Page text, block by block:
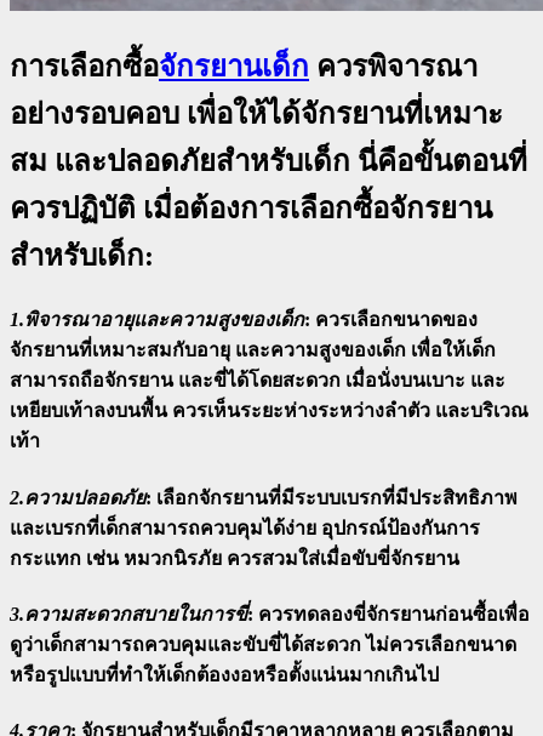
การเลือกซื้อจักรยานเด็ก ควรพิจารณา
อย่างรอบคอบ เพื่อให้ได้จักรยานที่เหมาะ
สม และปลอดภัยสำหรับเด็ก นี่คือขั้นตอนที่
ควรปฏิบัติ เมื่อต้องการเลือกซื้อจักรยาน
สำหรับเด็ก:
1.พิจารณาอายุและความสูงของเด็ก: ควรเลือกขนาดของ
จักรยานที่เหมาะสมกับอายุ และความสูงของเด็ก เพื่อให้เด็ก
สามารถถือจักรยาน และขี่ได้โดยสะดวก เมื่อนั่งบนเบาะ และ
เหยียบเท้าลงบนพื้น ควรเห็นระยะห่างระหว่างลำตัว และบริเวณ
เท้า
2.ความปลอดภัย: เลือกจักรยานที่มีระบบเบรกที่มีประสิทธิภาพ
และเบรกที่เด็กสามารถควบคุมได้ง่าย อุปกรณ์ป้องกันการ
กระแทก เช่น หมวกนิรภัย ควรสวมใส่เมื่อขับขี่จักรยาน
3.ความสะดวกสบายในการขี่: ควรทดลองขี่จักรยานก่อนซื้อเพื่อ
ดูว่าเด็กสามารถควบคุมและขับขี่ได้สะดวก ไม่ควรเลือกขนาด
หรือรูปแบบที่ทำให้เด็กต้องงอหรือตั้งแน่นมากเกินไป
4.ราคา: จักรยานสำหรับเด็กมีราคาหลากหลาย ควรเลือกตาม